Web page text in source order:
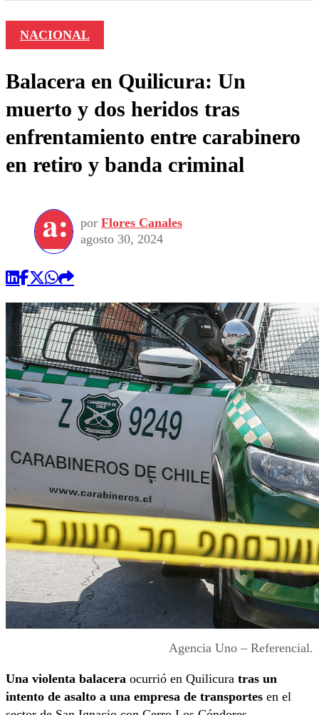
NACIONAL
Balacera en Quilicura: Un
muerto y dos heridos tras
enfrentamiento entre carabinero
en retiro y banda criminal
por Flores Canales
agosto 30, 2024
Agencia Uno – Referencial.
Una violenta balacera ocurrió en Quilicura tras un
intento de asalto a una empresa de transportes en el